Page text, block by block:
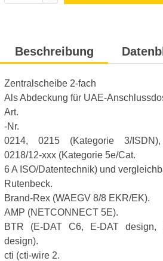
Beschreibung
Zentralscheibe 2-fach
Als Abdeckung für UAE-
Art.
-Nr.
0214, 0215 (Kategorie 3/
0218/12-xxx (Kategorie 5e/Cat.
6 A ISO/Datentechnik) und
Rutenbeck.
Brand-Rex (WAEGV 8/8 EKR/EK).
AMP (NETCONNECT 5E).
BTR (E-DAT C6, E-DAT
design).
cti (cti-wire 2.